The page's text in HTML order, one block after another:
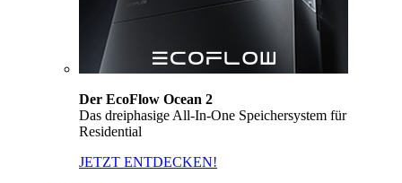
Der EcoFlow Ocean 2
Das dreiphasige All-In-One Speichersystem für
Residential
JETZT ENTDECKEN!